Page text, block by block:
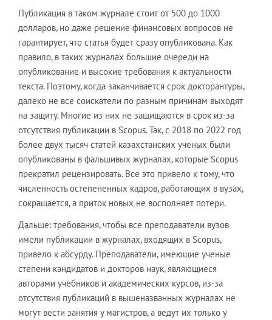
Публикация в таком журнале стоит от 500 до 1000
долларов, но даже решение финансовых вопросов не
гарантирует, что статья будет сразу опубликована. Как
правило, в таких журналах большие очереди на
опубликование и высокие требования к актуальности
текста. Поэтому, когда заканчивается срок докторантуры,
далеко не все соискатели по разным причинам выходят
на защиту. Многие из них не защищаются в срок из-за
отсутствия публикации в Scopus. Так, с 2018 по 2022 год
более двух тысяч статей казахстанских ученых были
опубликованы в фальшивых журналах, которые Scopus
прекратил рецензировать. Все это привело к тому, что
численность остепененных кадров, работающих в вузах,
сокращается, а приток новых не восполняет потери.
Дальше: требования, чтобы все преподаватели вузов
имели публикации в журналах, входящих в Scopus,
привело к абсурду. Преподаватели, имеющие ученые
степени кандидатов и докторов наук, являющиеся
авторами учебников и академических курсов, из-за
отсутствия публикаций в вышеназванных журналах не
могут вести занятия у магистров, а ведут их только у